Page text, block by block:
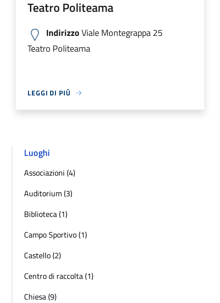
Teatro Politeama
IndirizzoViale Montegrappa 25
Teatro Politeama
LEGGI DI PIÙ
Luoghi
Associazioni (4)
Auditorium (3)
Biblioteca (1)
Campo Sportivo (1)
Castello (2)
Centro di raccolta (1)
Chiesa (9)